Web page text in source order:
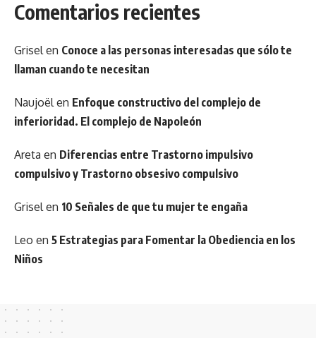
Comentarios recientes
Griselen Conoce a las personas interesadas que sólo te
llaman cuando te necesitan
Naujoëlen Enfoque constructivo del complejo de
inferioridad. El complejo de Napoleón
Areta en Diferencias entre Trastorno impulsivo
compulsivo y Trastorno obsesivo compulsivo
Griselen 10 Señales de que tu mujer te engaña
Leo en 5 Estrategias para Fomentar la Obediencia en los
Niños